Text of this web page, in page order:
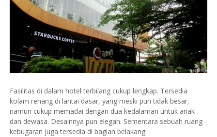
Fasilitas di dalam hotel terbilang cukup lengkap. Tersedia
kolam renang di lantai dasar, yang meski pun tidak besar,
namun cukup memadai dengan dua kedalaman untuk anak
dan dewasa. Desainnya pun elegan. Sementara sebuah ruang
kebugaran juga tersedia di bagian belakang.